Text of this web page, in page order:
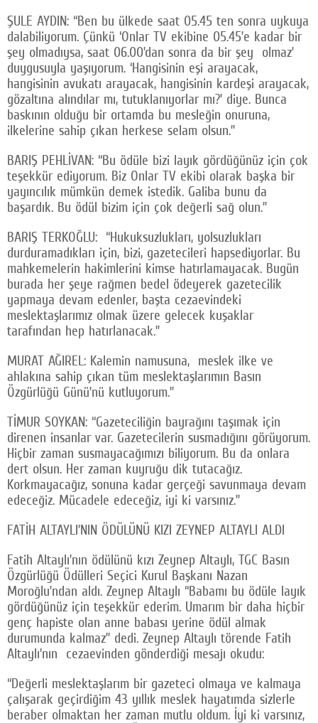
ŞULE AYDIN: “Ben bu ülkede saat 05.45 ten sonra uykuya
dalabiliyorum. Çünkü ‘Onlar TV ekibine 05.45’e kadar bir
şey olmadıysa, saat 06.00’dan sonra da bir şey olmaz’
duygusuyla yaşıyorum. ‘Hangisinin eşi arayacak,
hangisinin avukatı arayacak, hangisinin kardeşi arayacak,
gözaltına alındılar mı, tutuklanıyorlar mı?’ diye. Bunca
baskının olduğu bir ortamda bu mesleğin onuruna,
ilkelerine sahip çıkan herkese selam olsun.”
BARIŞ PEHLİVAN: “Bu ödüle bizi layık gördüğünüz için çok
teşekkür ediyorum. Biz Onlar TV ekibi olarak başka bir
yayıncılık mümkün demek istedik. Galiba bunu da
başardık. Bu ödül bizim için çok değerli sağ olun.”
BARIŞ TERKOĞLU: “Hukuksuzlukları, yolsuzlukları
durduramadıkları için, bizi, gazetecileri hapsediyorlar. Bu
mahkemelerin hakimlerini kimse hatırlamayacak. Bugün
burada her şeye rağmen bedel ödeyerek gazetecilik
yapmaya devam edenler, başta cezaevindeki
meslektaşlarımız olmak üzere gelecek kuşaklar
tarafından hep hatırlanacak.”
MURAT AĞIREL: Kalemin namusuna, meslek ilke ve
ahlakına sahip çıkan tüm meslektaşlarımın Basın
Özgürlüğü Günü’nü kutluyorum.”
TİMUR SOYKAN: “Gazeteciliğin bayrağını taşımak için
direnen insanlar var. Gazetecilerin susmadığını görüyorum.
Hiçbir zaman susmayacağımızı biliyorum. Bu da onlara
dert olsun. Her zaman kuyruğu dik tutacağız.
Korkmayacağız, sonuna kadar gerçeği savunmaya devam
edeceğiz. Mücadele edeceğiz, iyi ki varsınız.”
FATİH ALTAYLI’NIN ÖDÜLÜNÜ KIZI ZEYNEP ALTAYLI ALDI
Fatih Altaylı’nın ödülünü kızı Zeynep Altaylı, TGC Basın
Özgürlüğü Ödülleri Seçici Kurul Başkanı Nazan
Moroğlu’ndan aldı. Zeynep Altaylı “Babamı bu ödüle layık
gördüğünüz için teşekkür ederim. Umarım bir daha hiçbir
genç hapiste olan anne babası yerine ödül almak
durumunda kalmaz” dedi. Zeynep Altaylı törende Fatih
Altaylı’nın cezaevinden gönderdiği mesajı okudu:
“Değerli meslektaşlarım bir gazeteci olmaya ve kalmaya
çalışarak geçirdiğim 43 yıllık meslek hayatımda sizlerle
beraber olmaktan her zaman mutlu oldum. İyi ki varsınız,